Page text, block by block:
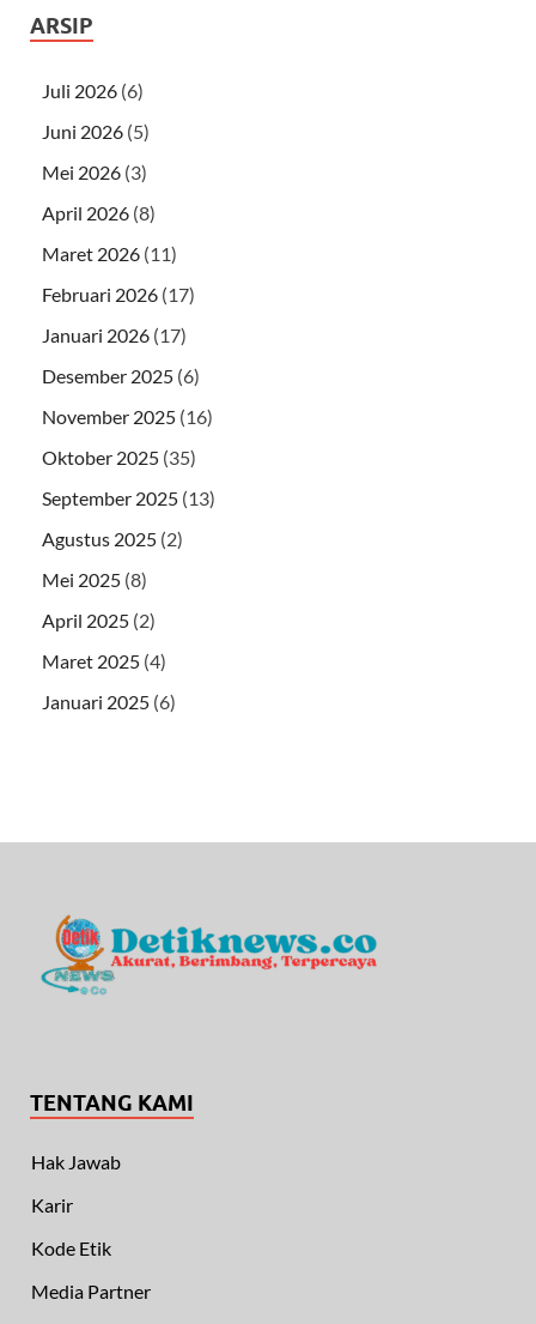
ARSIP
Juli 2026 (6)
Juni 2026 (5)
Mei 2026 (3)
April 2026 (8)
Maret 2026 (11)
Februari 2026 (17)
Januari 2026 (17)
Desember 2025 (6)
November 2025 (16)
Oktober 2025 (35)
September 2025 (13)
Agustus 2025 (2)
Mei 2025 (8)
April 2025 (2)
Maret 2025 (4)
Januari 2025 (6)
TENTANG KAMI
Hak Jawab
Karir
Kode Etik
Media Partner